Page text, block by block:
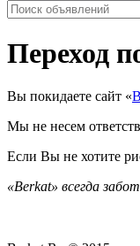
Переход
Вы покидаете сайт «
Мы не несем
Если Вы не хотите
«Berkat» всегда